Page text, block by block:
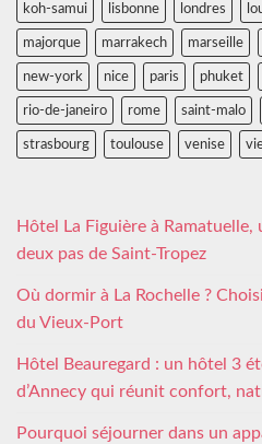
koh-samui lisbonne londres
majorque marrakech marseille
new-york nice paris phuket
rio-de-janeiro rome saint-malo
strasbourg toulouse venise
Hôtel La Figuière à
deux pas de Saint-Tropez
Où dormir à La Rochelle ?
du Vieux-Port
Hôtel Beauregard : un hôtel 3
d’Annecy qui réunit confort,
Pourquoi séjourner dans un